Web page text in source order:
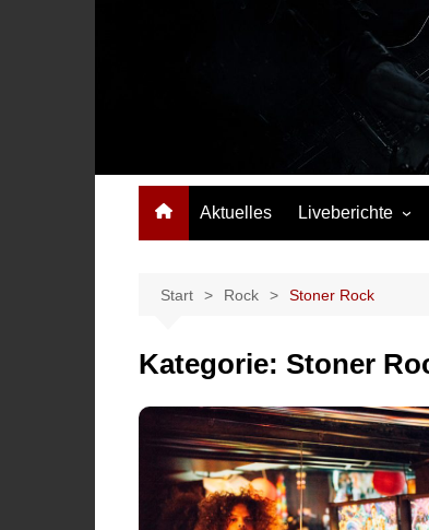
Das Musikmagazin, das Wellen schlägt.
Aktuelles Liveberichte
Festivalberichte
Highlights
Start Rock Stoner Rock
Kategorie: Stoner